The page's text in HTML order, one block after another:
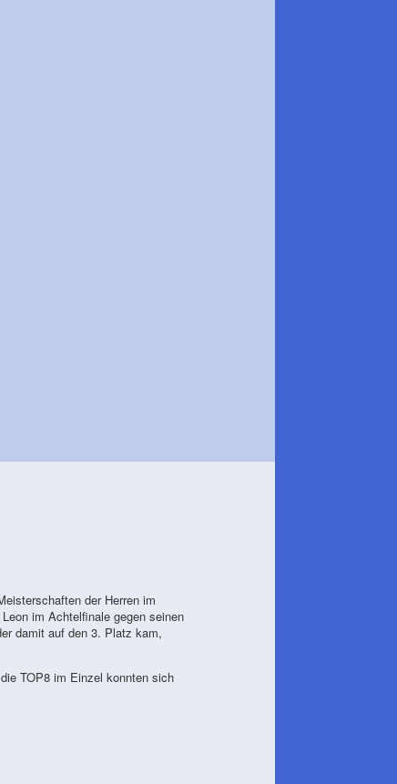
der Herren im
im Achtelfinale gegen seinen
damit auf den 3. Platz kam,
TOP8 im Einzel konnten sich